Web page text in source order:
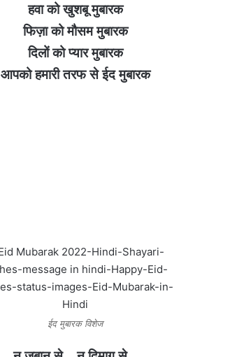
हवा को खुशबू मुबारक
फिज़ा को मौसम मुबारक
दिलों को प्यार मुबारक
आपको हमारी तरफ से ईद मुबारक
ईद मुबारक विशेज